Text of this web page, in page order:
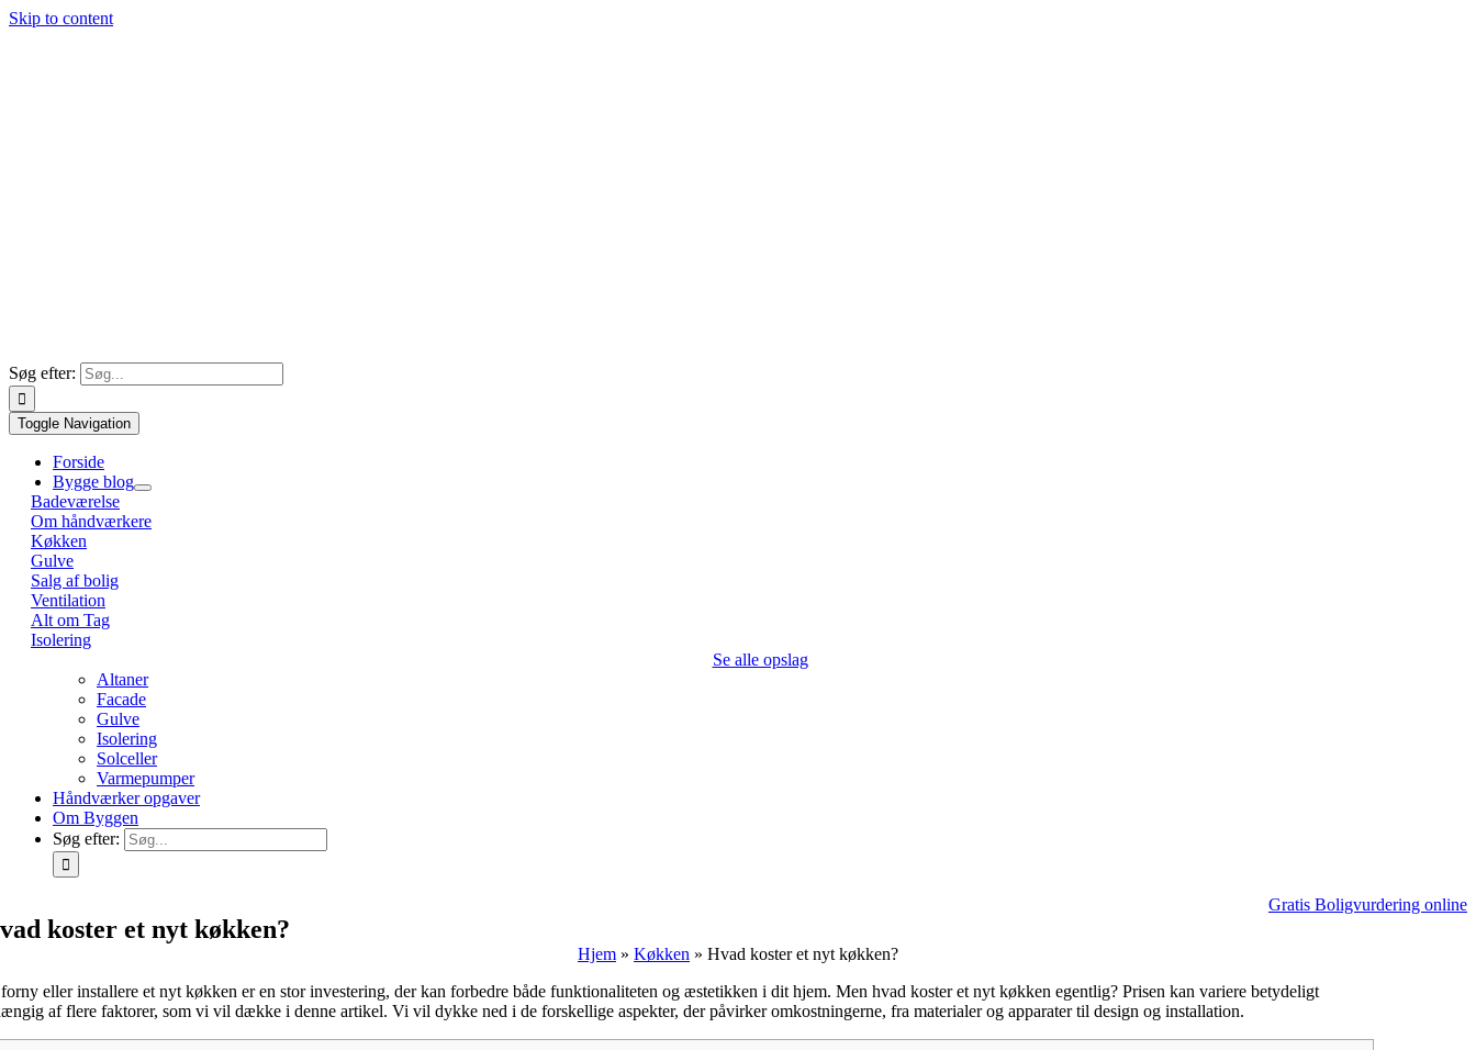
Skip to content
Søg efter:
Toggle Navigation
Forside
Bygge blog
Badeværelse
Om håndværkere
Køkken
Gulve
Salg af bolig
Ventilation
Alt om Tag
Isolering
Se alle opslag
Altaner
Facade
Gulve
Isolering
Solceller
Varmepumper
Håndværker opgaver
Om Byggen
Søg efter:
Gratis Boligvurdering online
koster et nyt køkken?
Hjem » Køkken » Hvad koster et nyt køkken?
eller installere et nyt køkken er en stor investering, der kan forbedre både funktionaliteten og æstetikken i dit hjem. Men hvad koster et nyt køkken egentlig? Prisen kan variere betydeligt
af flere faktorer, som vi vil dække i denne artikel. Vi vil dykke ned i de forskellige aspekter, der påvirker omkostningerne, fra materialer og apparater til design og installation.